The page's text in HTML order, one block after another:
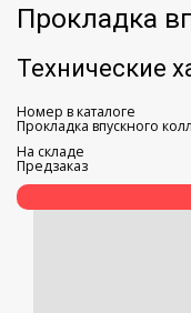
Прокладка
Технические
Номер в каталоге
Прокладка впускного
На складе
Предзаказ